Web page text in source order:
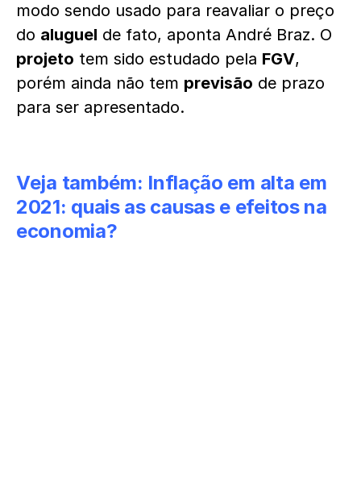
modo sendo usado para reavaliar o preço
do aluguel de fato, aponta André Braz. O
projeto tem sido estudado pela FGV,
porém ainda não tem previsão de prazo
para ser apresentado.
Veja também: Inflação em alta em
2021: quais as causas e efeitos na
economia?